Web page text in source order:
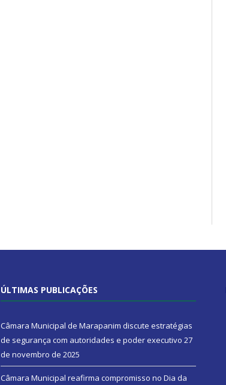
ÚLTIMAS PUBLICAÇÕES
Câmara Municipal de Marapanim discute estratégias
de segurança com autoridades e poder executivo 27
de novembro de 2025
Câmara Municipal reafirma compromisso no Dia da